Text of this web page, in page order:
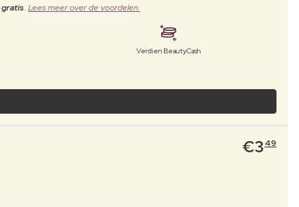
gratis. Lees meer over de voordelen.
Verdien BeautyCash
€3 49